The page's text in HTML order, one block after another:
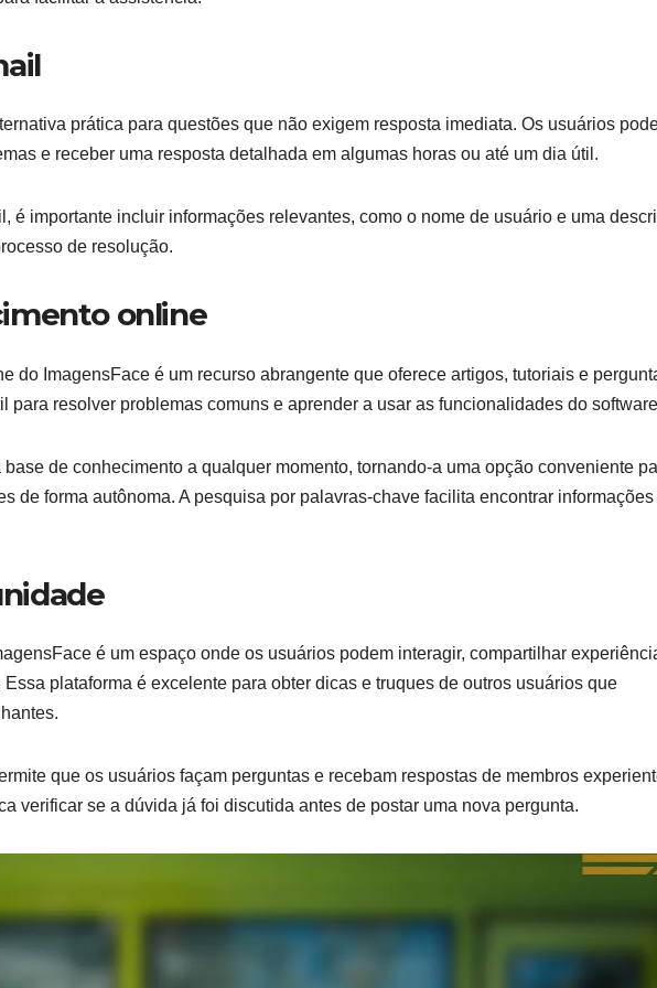
prática para questões que não exigem resposta imediata. Os usuários
e receber uma resposta detalhada em algumas horas ou até um dia útil.
é importante incluir informações relevantes, como o nome de usuário e uma
de resolução.
online
do ImagensFace é um recurso abrangente que oferece artigos, tutoriais e
para resolver problemas comuns e aprender a usar as funcionalidades do
de conhecimento a qualquer momento, tornando-a uma opção conveniente
de forma autônoma. A pesquisa por palavras-chave facilita encontrar informações
é um espaço onde os usuários podem interagir, compartilhar
plataforma é excelente para obter dicas e truques de outros usuários que
que os usuários façam perguntas e recebam respostas de membros
verificar se a dúvida já foi discutida antes de postar uma nova pergunta.